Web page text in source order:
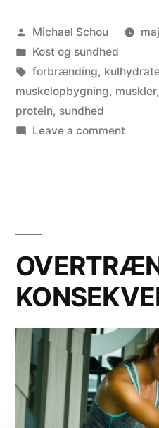
Michael Schou
Kost og sundhed
forbrænding,
muskelopbygning, muskler,
protein, sundhed
Leave a comment